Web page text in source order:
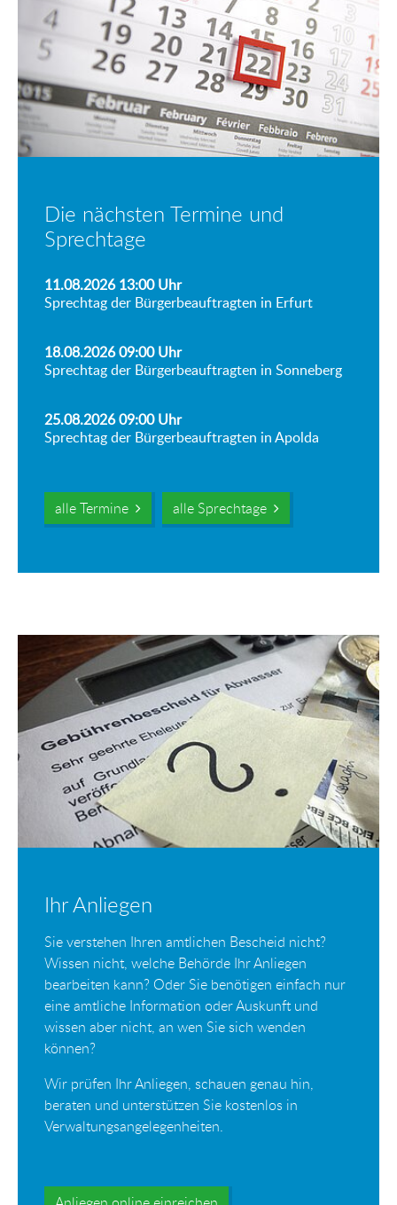
Die nächsten Termine und
Sprechtage
11.08.2026 13:00Uhr
Sprechtag der Bürgerbeauftragten in Erfurt
18.08.2026 09:00Uhr
Sprechtag der Bürgerbeauftragten in Sonneberg
25.08.2026 09:00Uhr
Sprechtag der Bürgerbeauftragten in Apolda
alle Termine alle Sprechtage
Ihr Anliegen
Sie verstehen Ihren amtlichen Bescheid nicht?
Wissen nicht, welche Behörde Ihr Anliegen
bearbeiten kann? Oder Sie benötigen einfach nur
eine amtliche Information oder Auskunft und
wissen aber nicht, an wen Sie sich wenden
können?
Wir prüfen Ihr Anliegen, schauen genau hin,
beraten und unterstützen Sie kostenlos in
Verwaltungsangelegenheiten.